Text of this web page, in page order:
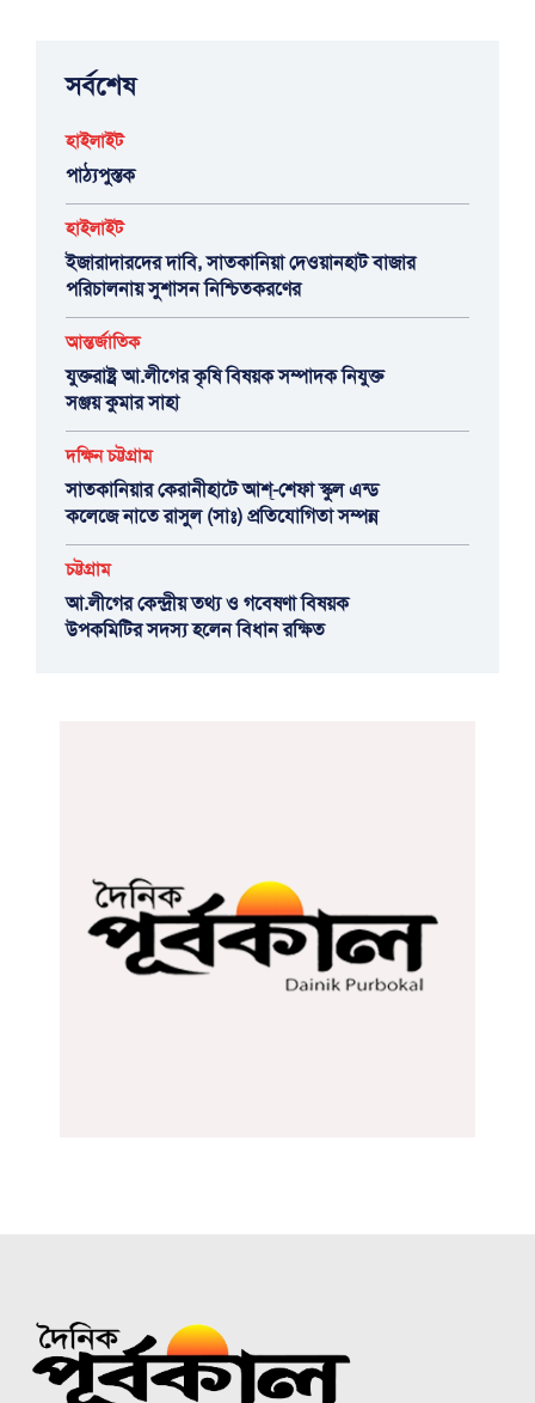
সর্বশেষ
হাইলাইট
পাঠ্যপুস্তক
হাইলাইট
ইজারাদারদের দাবি, সাতকানিয়া দেওয়ানহাট বাজার
পরিচালনায় সুশাসন নিশ্চিতকরণের
আন্তর্জাতিক
যুক্তরাষ্ট্র আ.লীগের কৃষি বিষয়ক সম্পাদক নিযুক্ত
সঞ্জয় কুমার সাহা
দক্ষিন চট্টগ্রাম
সাতকানিয়ার কেরানীহাটে আশ্-শেফা স্কুল এন্ড
কলেজে নাতে রাসুল (সাঃ) প্রতিযোগিতা সম্পন্ন
চট্টগ্রাম
আ.লীগের কেন্দ্রীয় তথ্য ও গবেষণা বিষয়ক
উপকমিটির সদস্য হলেন বিধান রক্ষিত